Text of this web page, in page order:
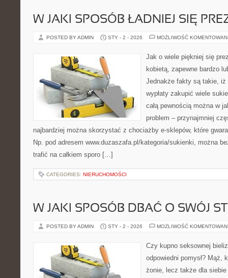
W JAKI SPOSÓB ŁADNIEJ SIĘ
POSTED BY ADMIN STY - 2 - 2026 MOŻLIWOŚĆ
Jak o wiele piękniej się
kobietą, zapewne bardzo
Jednakże fakty są takie, iż
wypłaty zakupić wiele
całą pewnością można w
problem – przynajmniej
najbardziej można skorzystać z chociażby e-sklepów, które
Np. pod adresem www.duzaszafa.pl/kategoria/sukienki, można
trafić na całkiem sporo […]
CATEGORIES: NIERUCHOMOŚCI
W JAKI SPOSÓB DBAĆ O SWÓJ
POSTED BY ADMIN STY - 2 - 2026 MOŻLIWOŚĆ
Czy kupno seksownej
odpowiedni pomysł? Mąż,
żonie, lecz także dla